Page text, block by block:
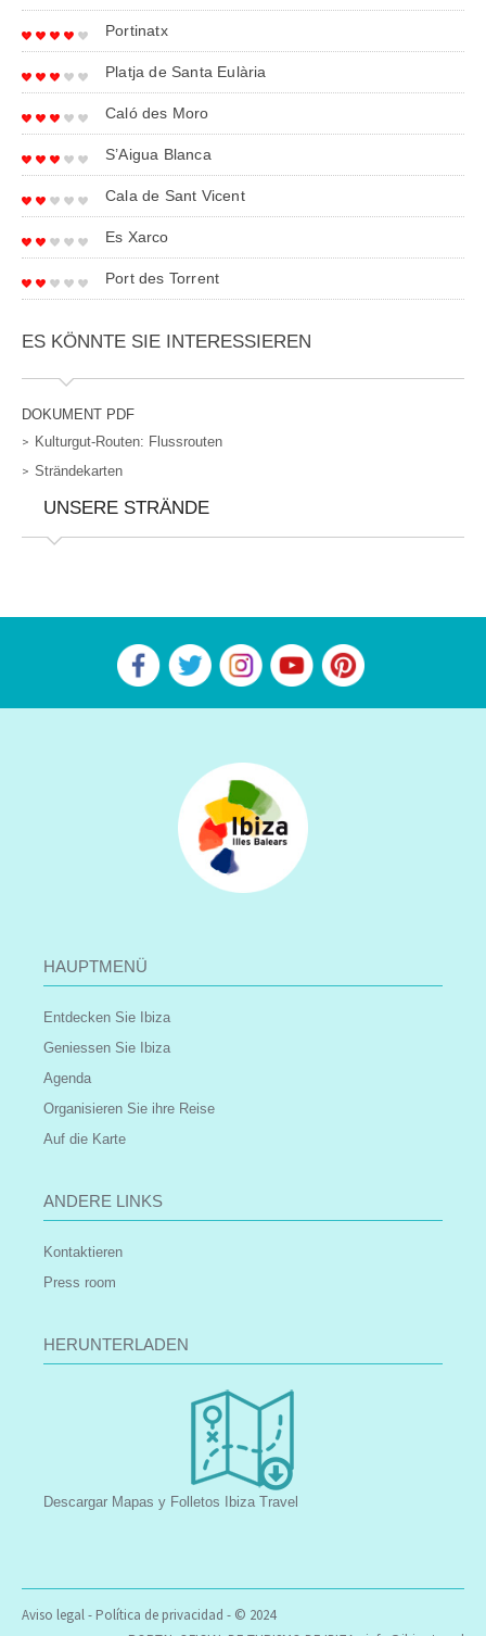
Portinatx
Platja de Santa Eulària
Caló des Moro
S’Aigua Blanca
Cala de Sant Vicent
Es Xarco
Port des Torrent
ES KÖNNTE SIE INTERESSIEREN
DOKUMENT PDF
Kulturgut-Routen: Flussrouten
Strändekarten
UNSERE STRÄNDE
HAUPTMENÜ
Entdecken Sie Ibiza
Geniessen Sie Ibiza
Agenda
Organisieren Sie ihre Reise
Auf die Karte
ANDERE LINKS
Kontaktieren
Press room
HERUNTERLADEN
Descargar Mapas y Folletos Ibiza Travel
Aviso legal- Política de privacidad - © 2024